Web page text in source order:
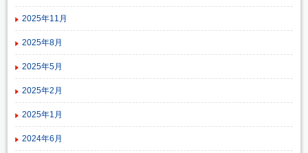
2025年11月
2025年8月
2025年5月
2025年2月
2025年1月
2024年6月